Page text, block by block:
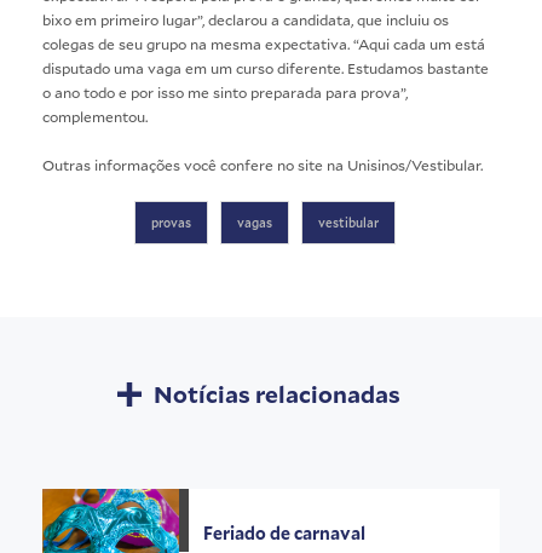
bixo em primeiro lugar”, declarou a candidata, que incluiu os
colegas de seu grupo na mesma expectativa. “Aqui cada um está
disputado uma vaga em um curso diferente. Estudamos bastante
o ano todo e por isso me sinto preparada para prova”,
complementou.
Outras informações você confere no site na Unisinos/Vestibular.
provas vagas vestibular
Notícias relacionadas
Feriado de carnaval